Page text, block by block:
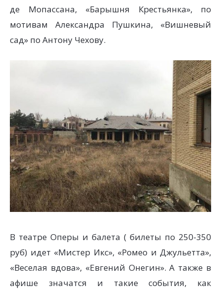
де Мопассана, «Барышня Крестьянка», по
мотивам Александра Пушкина, «Вишневый
сад» по Антону Чехову.
В театре Оперы и балета ( билеты по 250-350
руб) идет «Мистер Икс», «Ромео и Джульетта»,
«Веселая вдова», «Евгений Онегин». А также в
афише значатся и такие события, как